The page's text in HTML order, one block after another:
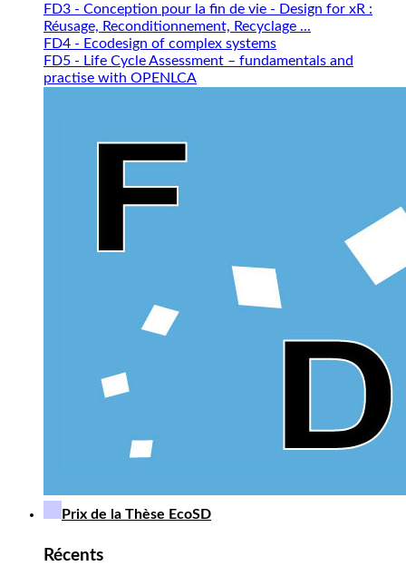
FD3 - Conception pour la fin de vie - Design for xR :
Réusage, Reconditionnement, Recyclage ...
FD4 - Ecodesign of complex systems
FD5 - Life Cycle Assessment – fundamentals and
practise with OPENLCA
Prix de la Thèse EcoSD
Récents